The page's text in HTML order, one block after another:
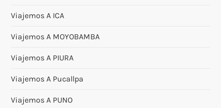
Viajemos A ICA
Viajemos A MOYOBAMBA
Viajemos A PIURA
Viajemos A Pucallpa
Viajemos A PUNO